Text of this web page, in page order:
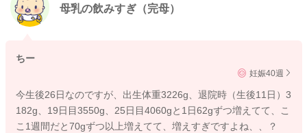
母乳の飲みすぎ（完母）
ちー
妊娠40週
今生後26日なのですが、出生体重3226g、退院時（生後11日）3
182g、19日目3550g、25日目4060gと1日62gずつ増えてて、こ
こ1週間だと70gずつ以上増えてて、増えすぎですよね、、？